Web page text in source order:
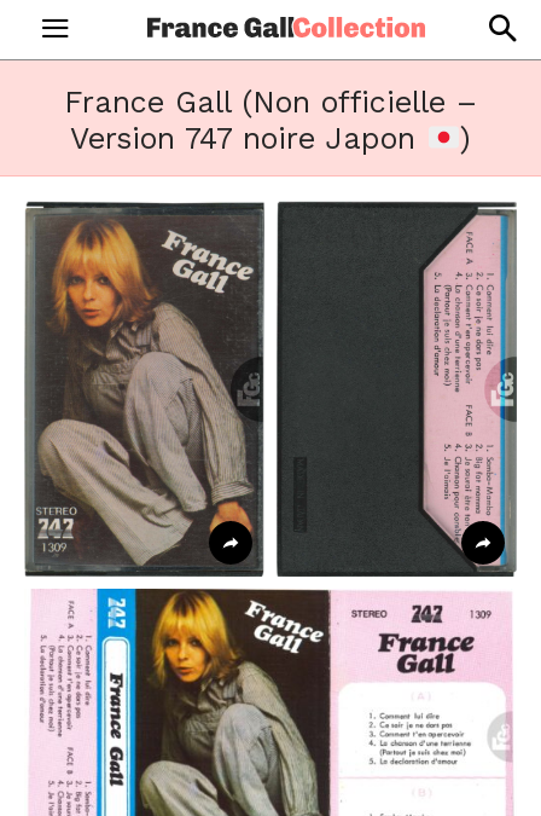
France Gall (Non officielle –
Version 747 noire Japon
)